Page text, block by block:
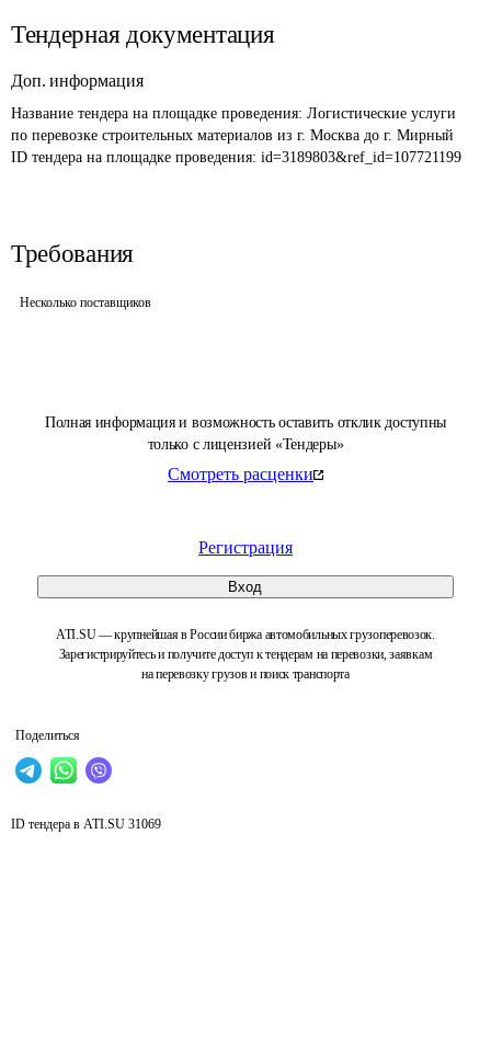
Полная информация и возможность оставить отклик доступны
только с лицензией «Тендеры»
Смотреть расценки
Регистрация
Вход
ATI.SU — крупнейшая в России биржа автомобильных грузоперевозок.
Зарегистрируйтесь и получите доступ к тендерам на перевозки, заявкам
на перевозку грузов и поиск транспорта
Поделиться
Тендерная документация
Доп. информация
Название тендера на площадке проведения: Логистические услуги
по перевозке строительных материалов из г. Москва до г. Мирный
ID тендера на площадке проведения: id=3189803&ref_id=107721199
Требования
Несколько поставщиков
ID тендера в ATI.SU 31069